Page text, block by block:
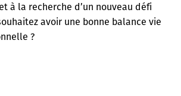
à la recherche d’un nouveau défi
avoir une bonne balance vie
?